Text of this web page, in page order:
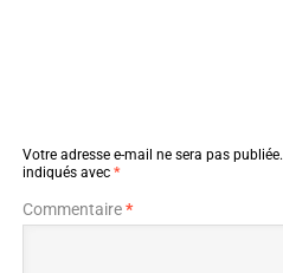
Votre adresse e-mail ne sera pas publiée.
indiqués avec *
Commentaire*